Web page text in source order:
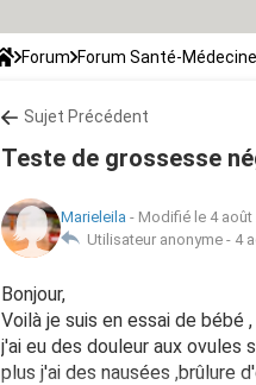
Forum Forum Santé-Médecine
Sujet Précédent
Teste de grossesse
Marieleila - Modifié le 4 août
Utilisateur anonyme - 4
Bonjour,
Voilà je suis en essai de bébé
j'ai eu des douleur aux ovules
plus j'ai des nausées ,brûlure